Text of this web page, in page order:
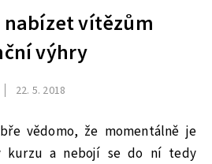
vítězům
výhry
22. 5. 2018
vědomo, že momentálně je
kurzu a nebojí se do ní tedy